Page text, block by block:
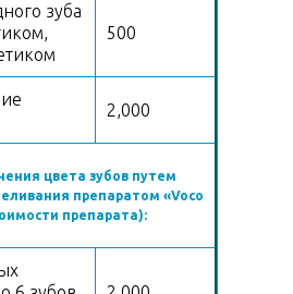
зуба
500
2,000
цвета зубов путем
препаратом «Voco
препарата):